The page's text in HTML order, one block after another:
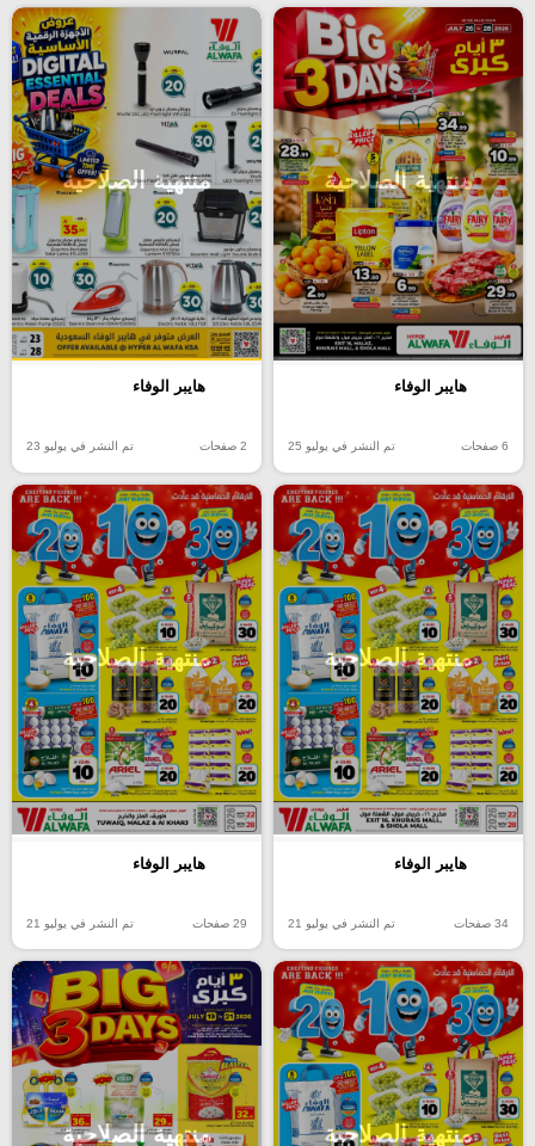
منتهية الصلاحية
هايبر الوفاء
6 صفحات تم النشر في يوليو 25
منتهية الصلاحية
هايبر الوفاء
2 صفحات تم النشر في يوليو 23
منتهية الصلاحية
هايبر الوفاء
34 صفحات تم النشر في يوليو 21
منتهية الصلاحية
هايبر الوفاء
29 صفحات تم النشر في يوليو 21
منتهية الصلاحية منتهية الصلاحية